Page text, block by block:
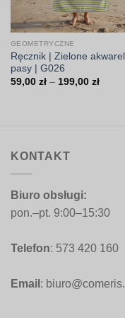
GEOMETRYCZNE
Ręcznik | Zielone
pasy | G026
59,00 zł – 199,00 złZakres
KONTAKT
Biuro obsługi:
pon.–pt. 9:00–15:30
Telefon: 573 420 160
Email :